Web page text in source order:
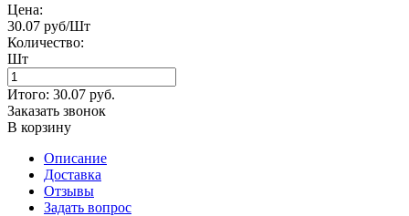
Цена:
30.07 руб/Шт
Количество:
Шт
Итого: 30.07 руб.
Заказать звонок
В корзину
Описание
Доставка
Отзывы
Задать вопрос